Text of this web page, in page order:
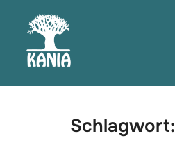
springen
Schlagwort: